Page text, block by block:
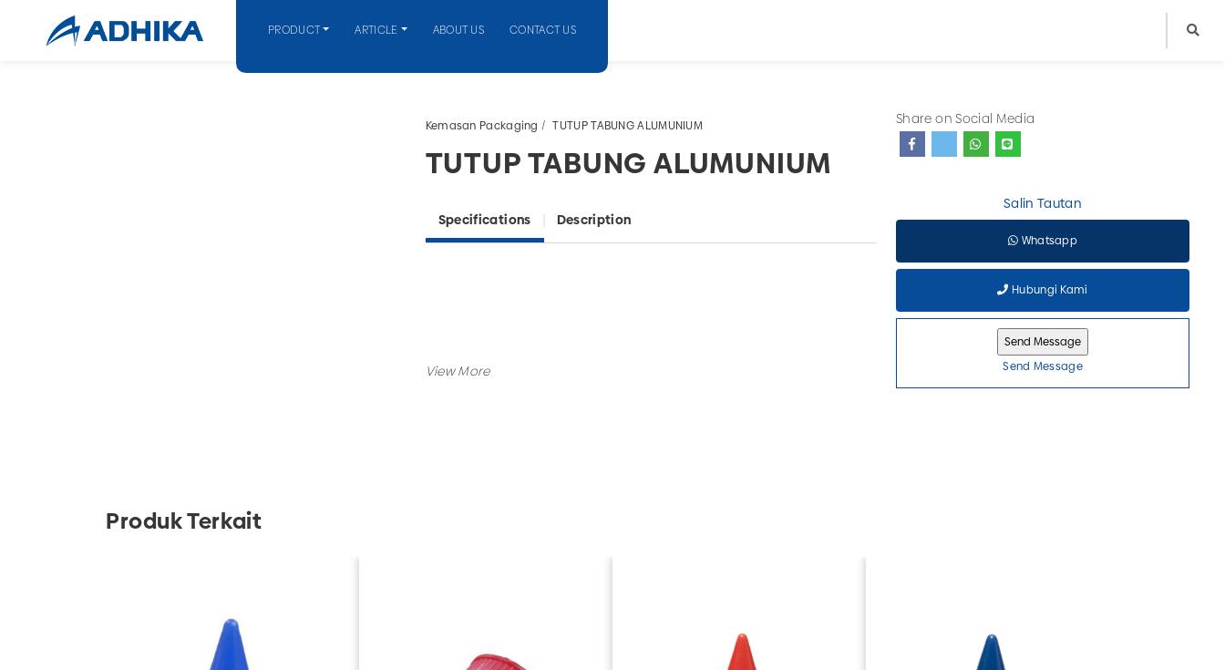
PRODUCT ARTICLE ABOUT US CONTACT US
Kemasan Packaging TUTUP TABUNG ALUMUNIUM
TUTUP TABUNG ALUMUNIUM
Specifications Description
Share on Social Media
Salin Tautan
Whatsapp
Hubungi Kami
Send Message
Produk Terkait